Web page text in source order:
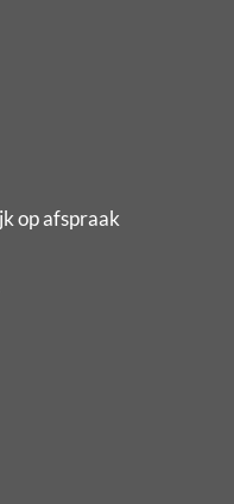
op afspraak